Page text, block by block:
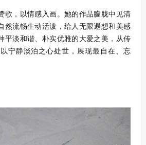
歌，以情感入画。她的作品朦胧中见清
然流畅生动活泼，给人无限遐想和美感
平淡和谐、朴实优雅的大爱之美，从传
宁静淡泊之心处世，展现最自在、忘